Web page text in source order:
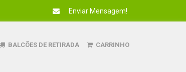
Enviar Mensagem!
BALCÕES DE RETIRADA CARRINHO